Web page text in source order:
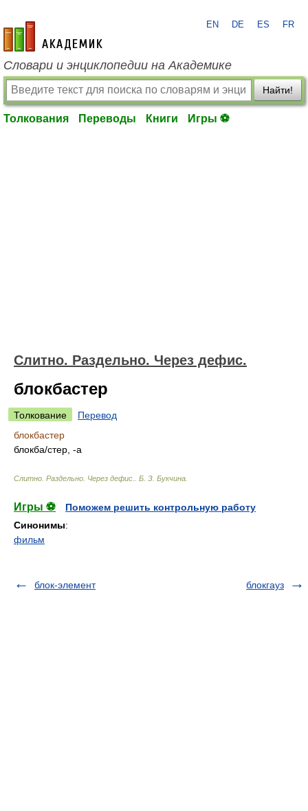
academic.ru
EN DE ES FR
Словари и энциклопедии на Академике
Найти!
Толкования Переводы Книги Игры ⚽
Слитно. Раздельно. Через дефис.
блокбастер
Толкование
Перевод
блокбастер
блокба/стер, -а
Слитно. Раздельно. Через дефис. Б. З. Букчина
Игры ⚽
Поможем решить контрольную работу
Синонимы:
фильм
блок-элемент блокгауз